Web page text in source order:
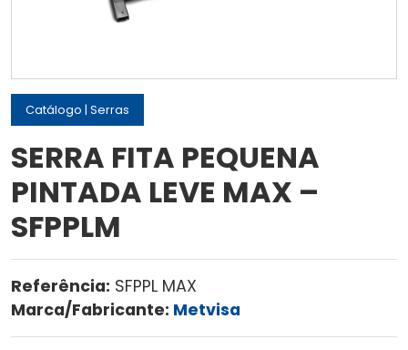
Catálogo | Serras
SERRA FITA PEQUENA
PINTADA LEVE MAX –
SFPPLM
Referência: SFPPL MAX
Marca/Fabricante: Metvisa